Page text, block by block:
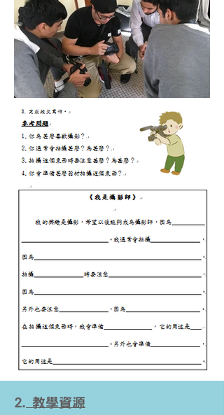
2. 教學資源